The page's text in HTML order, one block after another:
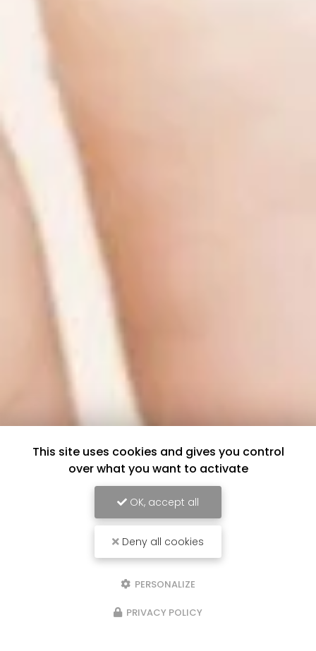
This site uses cookies and gives you control
over what you want to activate
OK, accept all
Deny all cookies
PERSONALIZE
PRIVACY POLICY